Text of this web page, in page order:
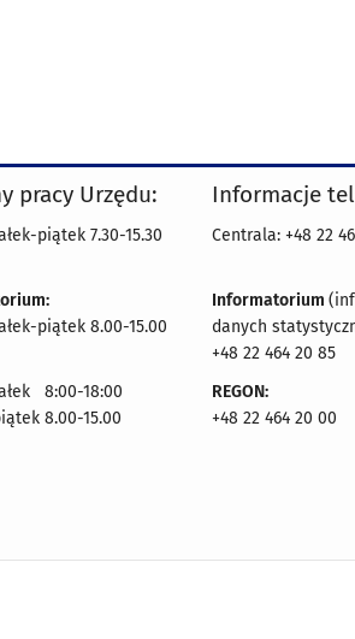
pracy Urzędu:
piątek 7.30-15.30
piątek 8.00-15.00
8:00-18:00
8.00-15.00
Informacje
Centrala: +48 22
Informatorium
danych
+48 22 464 20 85
REGON:
+48 22 464 20 00